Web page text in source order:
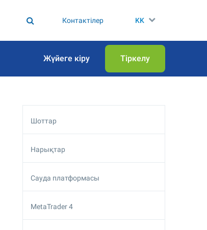
Контактілер KK
Жүйеге кіру Тіркелу
Шоттар
Нарықтар
Сауда платформасы
MetaTrader 4